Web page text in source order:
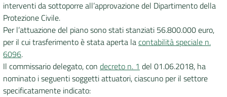
interventi da sottoporre all’approvazione del Dipartimento della
Protezione Civile.
Per l’attuazione del piano sono stati stanziati 56.800.000 euro,
per il cui trasferimento è stata aperta lacontabilità speciale n.
6096.
Il commissario delegato, con decreto n. 1 del 01.06.2018, ha
nominato i seguenti soggetti attuatori, ciascuno per il settore
specificatamente indicato: